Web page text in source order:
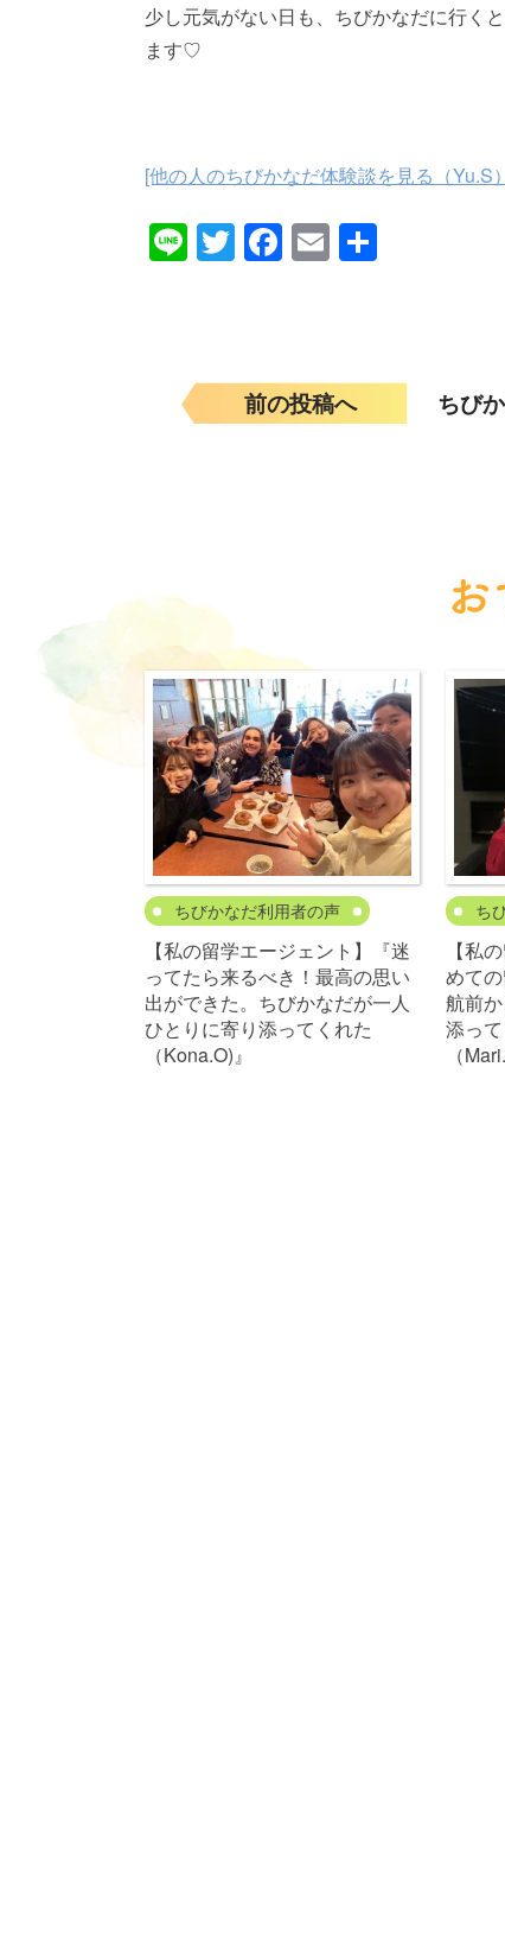
少し元気がない日も、ちびかなだに行く
ます♡
[他の人のちびかなだ体験談を見る（Yu.S
LineTwitter
Facebook
Email
前の投稿へ ちび
ちびかなだ利用者の声
【私の留学エージェント】『迷
ってたら来るべき！最高の思い
出ができた。ちびかなだが一人
ひとりに寄り添ってくれた
（Kona.O)』
ち
【私
めて
航前
添っ
（